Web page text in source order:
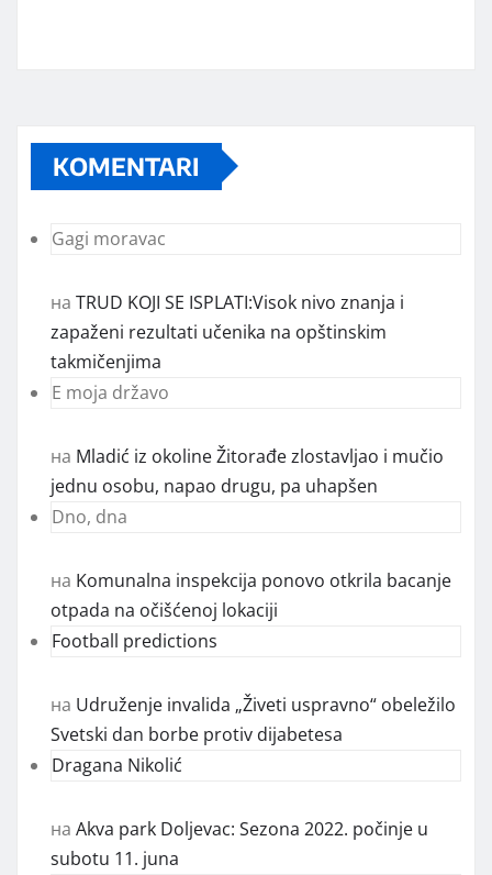
KOMENTARI
Gagi moravac
на TRUD KOJI SE ISPLATI:Visok nivo znanja i
zapaženi rezultati učenika na opštinskim
takmičenjima
E moja državo
на Mladić iz okoline Žitorađe zlostavljao i mučio
jednu osobu, napao drugu, pa uhapšen
Dno, dna
на Komunalna inspekcija ponovo otkrila bacanje
otpada na očišćenoj lokaciji
Football predictions
на Udruženje invalida „Živeti uspravno“ obeležilo
Svetski dan borbe protiv dijabetesa
Dragana Nikolić
на Akva park Doljevac: Sezona 2022. počinje u
subotu 11. juna